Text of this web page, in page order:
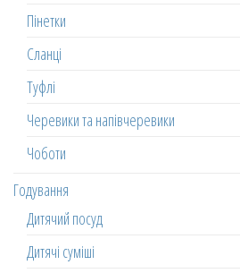
Пінетки
Сланці
Туфлі
Черевики та напівчеревики
Чоботи
Годування
Дитячий посуд
Дитячі суміші